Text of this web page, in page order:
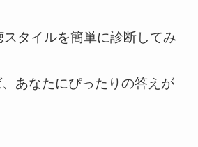
タイルを簡単に診断してみ
あなたにぴったりの答えが